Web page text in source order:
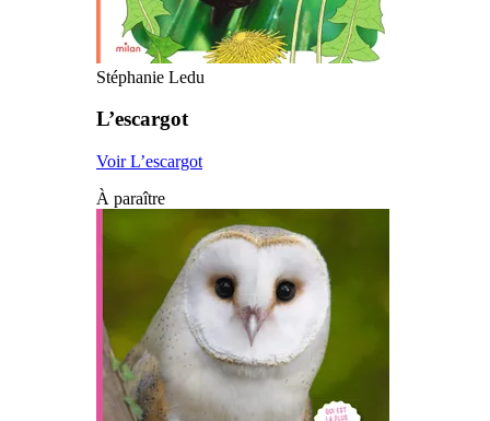
Stéphanie Ledu
L’escargot
Voir L’escargot
À paraître